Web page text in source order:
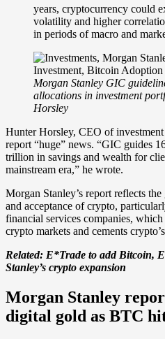
years, cryptocurrency could
volatility and higher
in periods of macro and
Morgan Stanley GIC
allocations in investment
Horsley
Hunter Horsley, CEO of
report “huge” news. “GIC guides
trillion in savings and wealth for
mainstream era,” he wrote.
Morgan Stanley’s report reflects
and acceptance of crypto,
financial services companies,
crypto markets and cements
Related: E*Trade to add Bitcoin,
Stanley’s crypto expansion
Morgan Stanley
digital gold as BTC